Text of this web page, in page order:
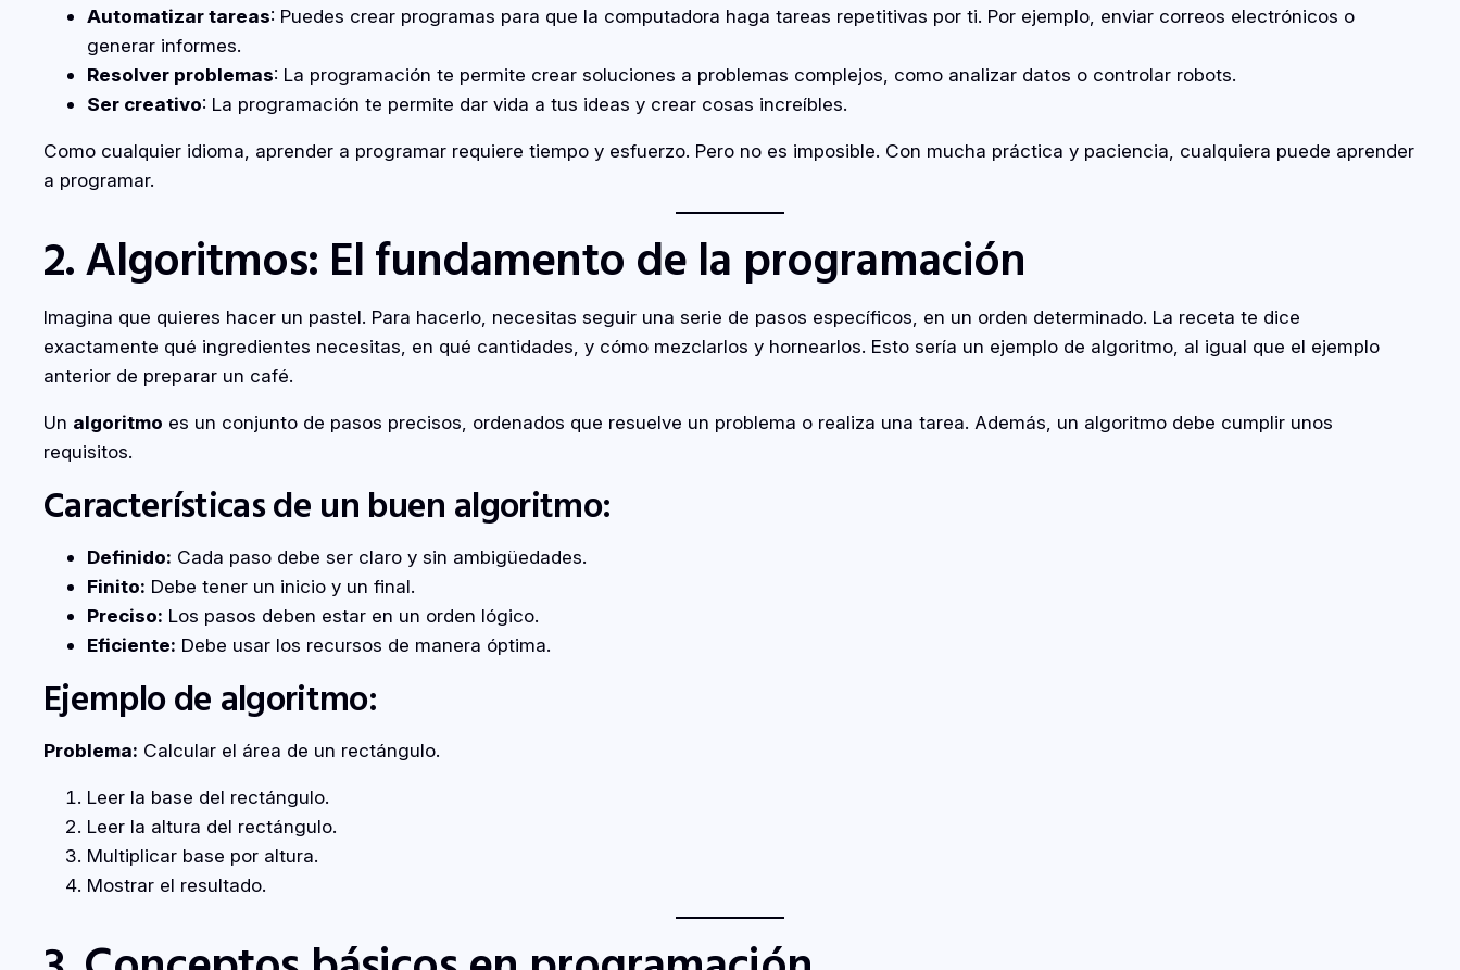
Automatizar tareas: Puedes crear programas para que la computadora haga tareas repetitivas por ti. Por ejemplo, enviar correos electrónicos o
generar informes.
Resolver problemas: La programación te permite crear soluciones a problemas complejos, como analizar datos o controlar robots.
Ser creativo: La programación te permite dar vida a tus ideas y crear cosas increíbles.
Como cualquier idioma, aprender a programar requiere tiempo y esfuerzo. Pero no es imposible. Con mucha práctica y paciencia, cualquiera puede aprender
a programar.
2. Algoritmos: El fundamento de la programación
Imagina que quieres hacer un pastel. Para hacerlo, necesitas seguir una serie de pasos específicos, en un orden determinado. La receta te dice
exactamente qué ingredientes necesitas, en qué cantidades, y cómo mezclarlos y hornearlos. Esto sería un ejemplo de algoritmo, al igual que el ejemplo
anterior de preparar un café.
Un algoritmo es un conjunto de pasos precisos, ordenados que resuelve un problema o realiza una tarea. Además, un algoritmo debe cumplir unos
requisitos.
Características de un buen algoritmo:
Definido: Cada paso debe ser claro y sin ambigüedades.
Finito: Debe tener un inicio y un final.
Preciso: Los pasos deben estar en un orden lógico.
Eficiente: Debe usar los recursos de manera óptima.
Ejemplo de algoritmo:
Problema: Calcular el área de un rectángulo.
Leer la base del rectángulo.
Leer la altura del rectángulo.
Multiplicar base por altura.
Mostrar el resultado.